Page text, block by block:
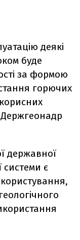
деякі
буде
за формою
горючих
державної
системи є